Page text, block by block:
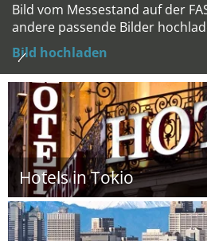
Bild vom Messestand auf der
andere passende Bilder
Bild hochladen
Hotels in Tokio